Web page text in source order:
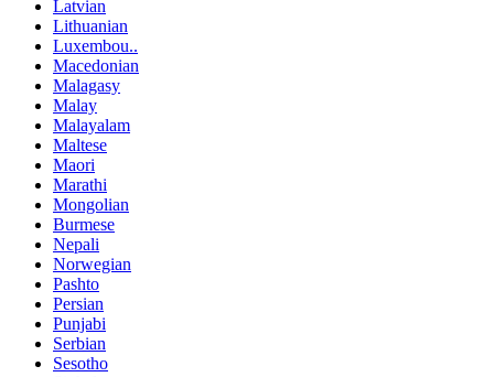
Latvian
Lithuanian
Luxembou..
Macedonian
Malagasy
Malay
Malayalam
Maltese
Maori
Marathi
Mongolian
Burmese
Nepali
Norwegian
Pashto
Persian
Punjabi
Serbian
Sesotho